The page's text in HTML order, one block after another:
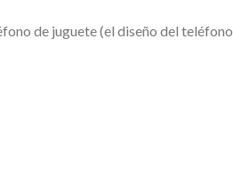
de juguete (el diseño del teléfono